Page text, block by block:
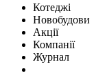
Котеджі
Новобудови
Акції
Компанії
Журнал